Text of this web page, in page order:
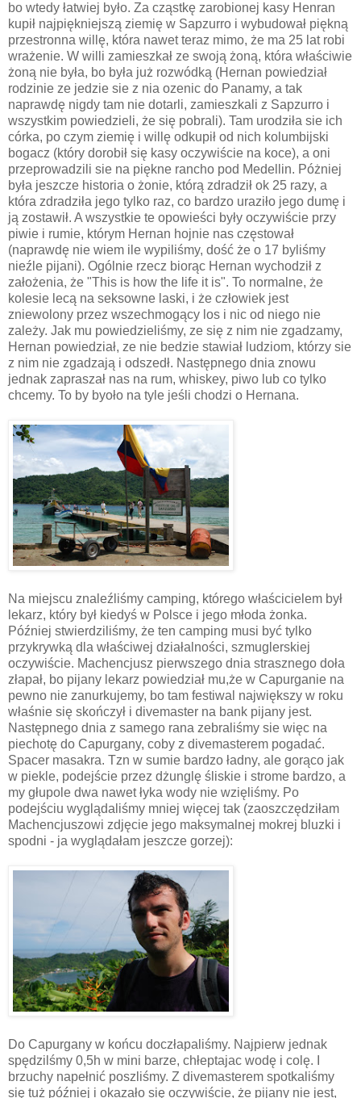
bo wtedy łatwiej było. Za cząstkę zarobionej kasy Henran
kupił najpiękniejszą ziemię w Sapzurro i wybudował piękną
przestronna willę, która nawet teraz mimo, że ma 25 lat robi
wrażenie. W willi zamieszkał ze swoją żoną, która właściwie
żoną nie była, bo była już rozwódką (Hernan powiedział
rodzinie ze jedzie sie z nia ozenic do Panamy, a tak
naprawdę nigdy tam nie dotarli, zamieszkali z Sapzurro i
wszystkim powiedzieli, że się pobrali). Tam urodziła sie ich
córka, po czym ziemię i willę odkupił od nich kolumbijski
bogacz (który dorobił się kasy oczywiście na koce), a oni
przeprowadzili sie na piękne rancho pod Medellin. Póżniej
była jeszcze historia o żonie, którą zdradził ok 25 razy, a
która zdradziła jego tylko raz, co bardzo uraziło jego dumę i
ją zostawił. A wszystkie te opowieści były oczywiście przy
piwie i rumie, którym Hernan hojnie nas częstował
(naprawdę nie wiem ile wypiliśmy, dość że o 17 byliśmy
nieźle pijani). Ogólnie rzecz biorąc Hernan wychodził z
założenia, że "This is how the life it is". To normalne, że
kolesie lecą na seksowne laski, i że człowiek jest
zniewolony przez wszechmogący los i nic od niego nie
zależy. Jak mu powiedzieliśmy, ze się z nim nie zgadzamy,
Hernan powiedział, ze nie bedzie stawiał ludziom, którzy sie
z nim nie zgadzają i odszedł. Następnego dnia znowu
jednak zapraszał nas na rum, whiskey, piwo lub co tylko
chcemy. To by byoło na tyle jeśli chodzi o Hernana.
Na miejscu znaleźliśmy camping, którego właścicielem był
lekarz, który był kiedyś w Polsce i jego młoda żonka.
Później stwierdziliśmy, że ten camping musi być tylko
przykrywką dla właściwej działalności, szmuglerskiej
oczywiście. Machencjusz pierwszego dnia strasznego doła
złapał, bo pijany lekarz powiedział mu,że w Capurganie na
pewno nie zanurkujemy, bo tam festiwal największy w roku
właśnie się skończył i divemaster na bank pijany jest.
Następnego dnia z samego rana zebraliśmy sie więc na
piechotę do Capurgany, coby z divemasterem pogadać.
Spacer masakra. Tzn w sumie bardzo ładny, ale gorąco jak
w piekle, podejście przez dżunglę śliskie i strome bardzo, a
my głupole dwa nawet łyka wody nie wzięliśmy. Po
podejściu wyglądaliśmy mniej więcej tak (zaoszczędziłam
Machencjuszowi zdjęcie jego maksymalnej mokrej bluzki i
spodni - ja wyglądałam jeszcze gorzej):
Do Capurgany w końcu doczłapaliśmy. Najpierw jednak
spędzilśmy 0,5h w mini barze, chłeptajac wodę i colę. I
brzuchy napełnić poszliśmy. Z divemasterem spotkaliśmy
się tuż później i okazało się oczywiście, że pijany nie jest,